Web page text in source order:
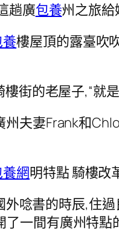
趟廣包養州之旅給
養樓屋頂的露臺吹
街的老屋子,“就
夫妻Frank和
網明特點 騎樓改
外唸書的時辰,住
一間有廣州特點